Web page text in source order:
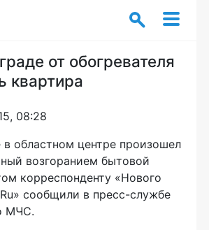
от обогревателя
квартира
08:28
в областном центре произошел
возгоранием бытовой
корреспонденту «Нового
сообщили в пресс-службе
МЧС.